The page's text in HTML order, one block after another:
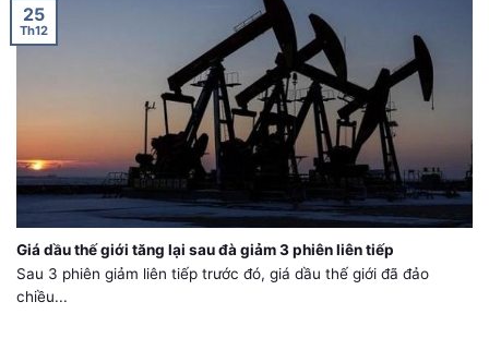
Giá dầu thế giới tăng lại sau đà giảm 3 phiên liên tiếp
Sau 3 phiên giảm liên tiếp trước đó, giá dầu thế giới đã đảo
chiều...
25
Th12